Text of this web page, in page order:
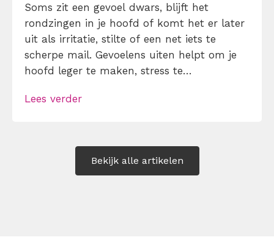
Soms zit een gevoel dwars, blijft het
rondzingen in je hoofd of komt het er later
uit als irritatie, stilte of een net iets te
scherpe mail. Gevoelens uiten helpt om je
hoofd leger te maken, stress te
Maar hoe doe je dat zonder drama, verwijt
Lees verder
Bekijk alle artikelen